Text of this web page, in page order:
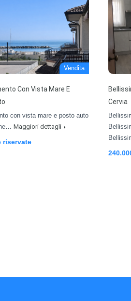
Vendita
Con Vista Mare E
con vista mare e posto auto
Maggiori dettagli
riservate
Cervia